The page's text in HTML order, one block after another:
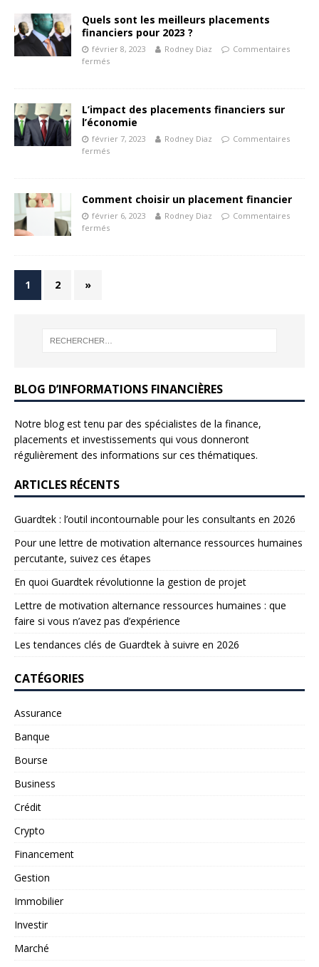
Quels sont les meilleurs placements
financiers pour 2023 ?
février 8, 2023 Rodney Diaz
Commentaires
fermés
L’impact des placements financiers sur
l’économie
février 7, 2023 Rodney Diaz
Commentaires
fermés
Comment choisir un placement financier
février 6, 2023 Rodney Diaz
Commentaires
fermés
1 2 »
BLOG D’INFORMATIONS FINANCIÈRES
Notre blog est tenu par des spécialistes de la finance,
placements et investissements qui vous donneront
régulièrement des informations sur ces thématiques.
ARTICLES RÉCENTS
Guardtek : l’outil incontournable pour les consultants en 2026
Pour une lettre de motivation alternance ressources humaines
percutante, suivez ces étapes
En quoi Guardtek révolutionne la gestion de projet
Lettre de motivation alternance ressources humaines : que
faire si vous n’avez pas d’expérience
Les tendances clés de Guardtek à suivre en 2026
CATÉGORIES
Assurance
Banque
Bourse
Business
Crédit
Crypto
Financement
Gestion
Immobilier
Investir
Marché